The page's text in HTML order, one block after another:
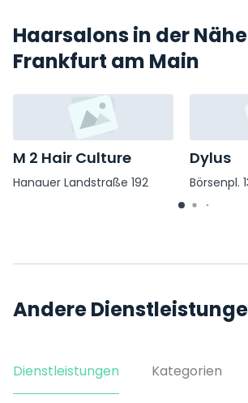
Haarsalons in der
Frankfurt am Main
M 2 Hair Culture
Hanauer Landstraße 192
Dylus
Börsenpl.
Andere
Dienstleistungen Kategorien